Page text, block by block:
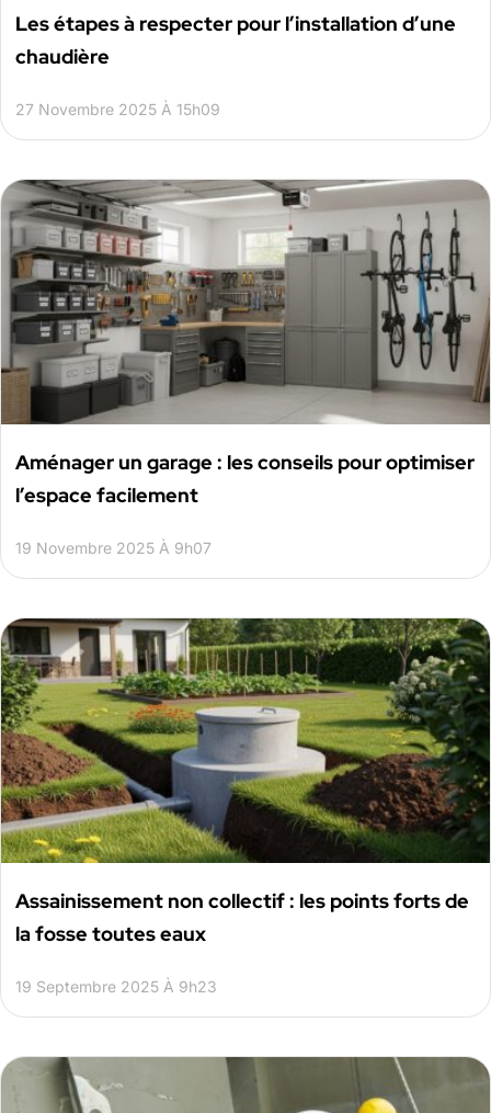
Les étapes à respecter pour l’installation d’une
chaudière
27 Novembre 2025 À 15h09
Aménager un garage : les conseils pour optimiser
l’espace facilement
19 Novembre 2025 À 9h07
Assainissement non collectif : les points forts de
la fosse toutes eaux
19 Septembre 2025 À 9h23